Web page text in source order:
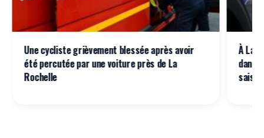
Une cycliste grièvement blessée après avoir
été percutée par une voiture près de La
Rochelle
À La
dans
saisi